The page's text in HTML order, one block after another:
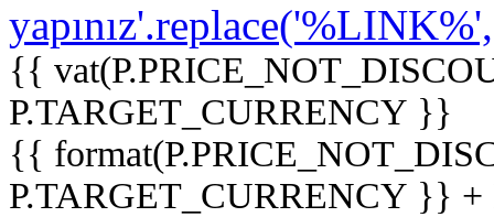
{{
P.TARGET_CURRENCY }}
{{
P.TARGET_CURRENCY }}